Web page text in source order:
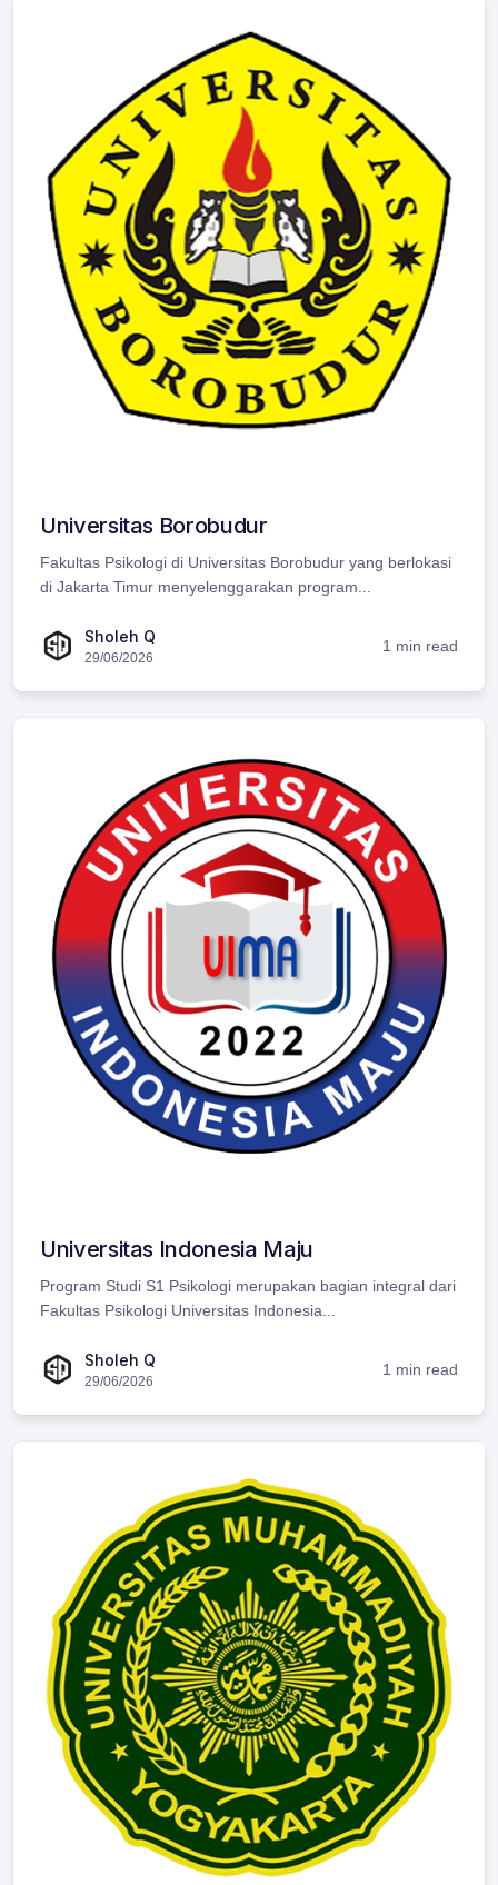
Universitas Borobudur
Fakultas Psikologi di Universitas Borobudur yang berlokasi
di Jakarta Timur menyelenggarakan program...
Sholeh Q
29/06/2026
1 min read
Universitas Indonesia Maju
Program Studi S1 Psikologi merupakan bagian integral dari
Fakultas Psikologi Universitas Indonesia...
Sholeh Q
29/06/2026
1 min read